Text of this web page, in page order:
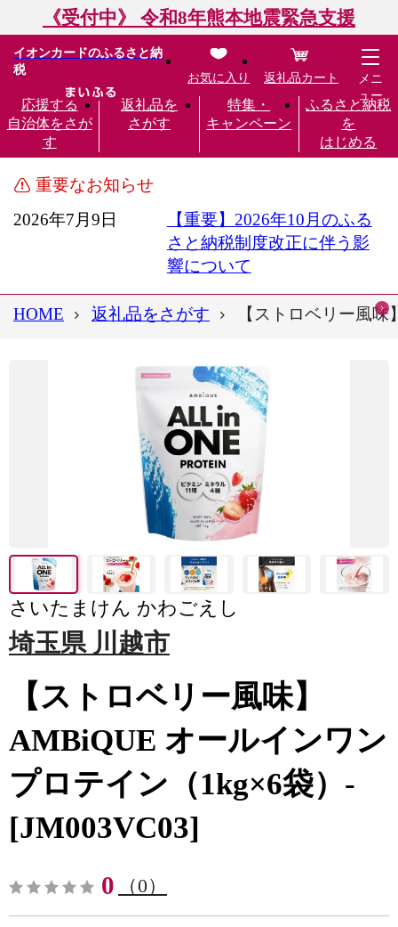
《受付中》 令和8年熊本地震緊急支援
イオンカードのふるさと納
税
応援する
自治体をさが
す
返礼品を
さがす
特集・
キャンペーン
ふるさと納税
を
はじめる
お気に入り 返礼品カート
メニ
ュー
重要なお知らせ
2026年7月9日
【重要】2026年10月のふる
さと納税制度改正に伴う影
響について
HOME 返礼品をさがす 【ストロベリー風
さいたまけん かわごえし
埼玉県 川越市
【ストロベリー風味】
AMBiQUE オールインワン
プロテイン（1kg×6袋）-
[JM003VC03]
0 （0）